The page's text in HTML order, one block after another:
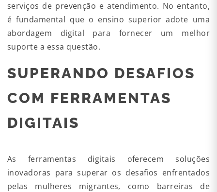
serviços de prevenção e atendimento. No entanto,
é fundamental que o ensino superior adote uma
abordagem digital para fornecer um melhor
suporte a essa questão.
SUPERANDO DESAFIOS
COM FERRAMENTAS
DIGITAIS
As ferramentas digitais oferecem soluções
inovadoras para superar os desafios enfrentados
pelas mulheres migrantes, como barreiras de